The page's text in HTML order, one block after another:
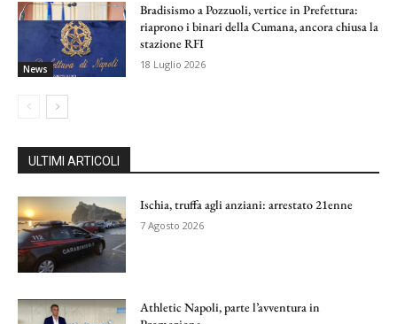
News
Bradisismo a Pozzuoli, vertice in Prefettura:
riaprono i binari della Cumana, ancora chiusa la
stazione RFI
18 Luglio 2026
ULTIMI ARTICOLI
Ischia, truffa agli anziani: arrestato 21enne
7 Agosto 2026
Athletic Napoli, parte l’avventura in